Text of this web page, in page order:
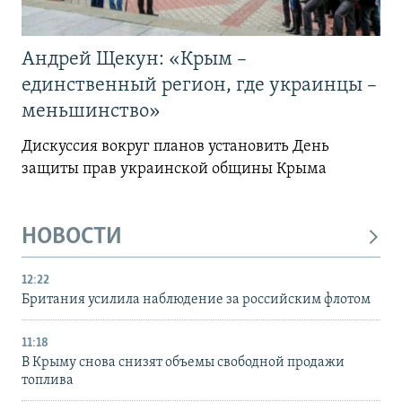
Андрей Щекун: «Крым –
единственный регион, где украинцы –
меньшинство»
Дискуссия вокруг планов установить День
защиты прав украинской общины Крыма
НОВОСТИ
12:22
Британия усилила наблюдение за российским флотом
11:18
В Крыму снова снизят объемы свободной продажи
топлива